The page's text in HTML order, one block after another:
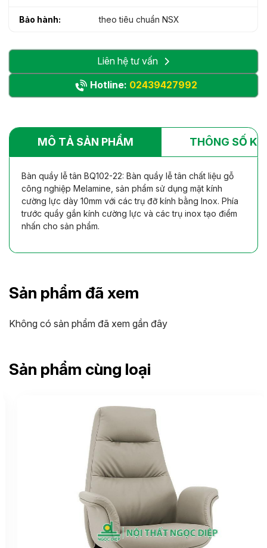
Bảo hành: theo tiêu chuẩn NSX
Liên hệ tư vấn
Hotline: 02439427992
MÔ TẢ SẢN PHẨM THÔNG SỐ
Bàn quầy lễ tân BQ102-22: Bàn quầy lễ tân chất liệu gỗ
công nghiệp Melamine, sản phẩm sử dụng mặt kính
cường lực dày 10mm với các trụ đỡ kính bằng Inox. Phía
trước quầy gắn kính cường lực và các trụ inox tạo điểm
nhấn cho sản phẩm.
Sản phẩm đã xem
Không có sản phẩm đã xem gần đây
Sản phẩm cùng loại